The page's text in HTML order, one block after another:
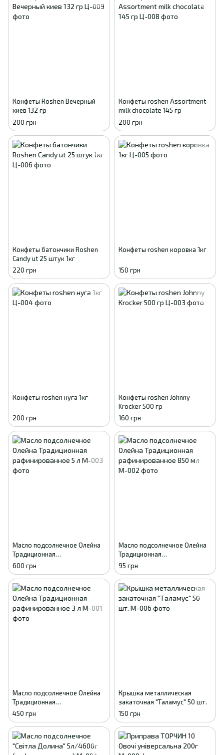
Конфеты Roshen Вечерный
киев 132 гр
200 грн
Конфеты roshen Assortment
milk chocolate 145 гр
200 грн
Конфеты батончики Roshen
Candy ut 25 штук 1кг
220 грн
Конфеты roshen коровка 1кг
150 грн
Конфеты roshen нуга 1кг
200 грн
Конфеты roshen Johnny
Krocker 500 гр
160 грн
Масло подсолнечное Олейна
Традиционная
рафинированное 5 л
600 грн
Масло подсолнечное Олейна
Традиционная
рафинированное 850 мл
95 грн
Масло подсолнечное Олейна
Традиционная
рафинированное 3 л
450 грн
Крышка металлическая
закаточная "Таламус" 50 шт.
150 грн